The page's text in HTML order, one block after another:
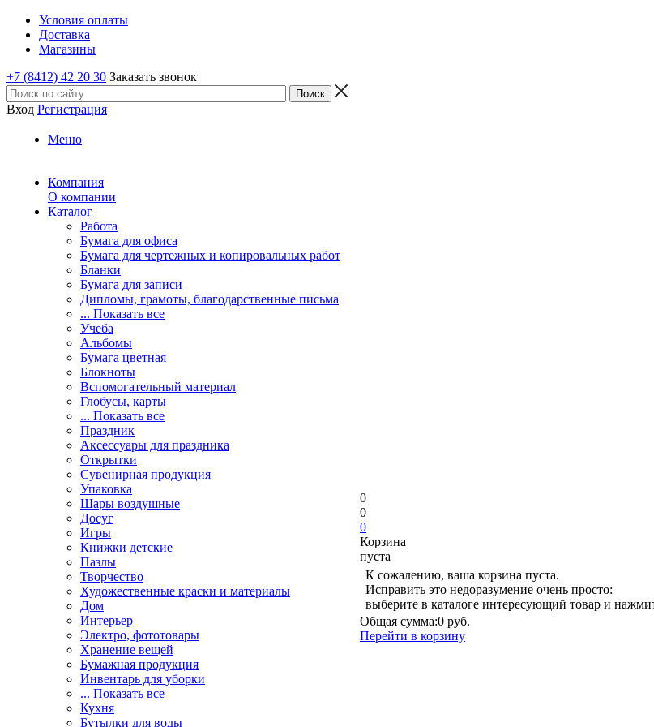
Условия оплаты
Доставка
Магазины
+7 (8412) 42 20 30 Заказать звонок
Вход Регистрация
Меню
Компания
О компании
Каталог
Работа
Бумага для офиса
Бумага для чертежных и копировальных работ
Бланки
Бумага для записи
Дипломы, грамоты, благодарственные письма
... Показать все
Учеба
Альбомы
Бумага цветная
Блокноты
Вспомогательный материал
Глобусы, карты
... Показать все
Праздник
Аксессуары для праздника
Открытки
Сувенирная продукция
Упаковка
Шары воздушные
Досуг
Игры
Книжки детские
Пазлы
Творчество
Художественные краски и материалы
Дом
Интерьер
Электро, фототовары
Хранение вещей
Бумажная продукция
Инвентарь для уборки
... Показать все
Кухня
Бутылки для воды
0
0
0
Корзина
пуста
К сожалению, ваша корзина пуста.
Исправить это недоразумение очень просто:
выберите в каталоге интересующий товар и
Общая сумма:0 руб.
Перейти в корзину